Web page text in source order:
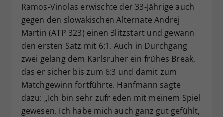
Ramos-Vinolas erwischte der 33-Jährige auch
gegen den slowakischen Alternate Andrej
Martin (ATP 323) einen Blitzstart und gewann
den ersten Satz mit 6:1. Auch in Durchgang
zwei gelang dem Karlsruher ein frühes Break,
das er sicher bis zum 6:3 und damit zum
Matchgewinn fortführte. Hanfmann sagte
dazu: „Ich bin sehr zufrieden mit meinem Spiel
gewesen. Ich habe mich auch ganz gut gefühlt,